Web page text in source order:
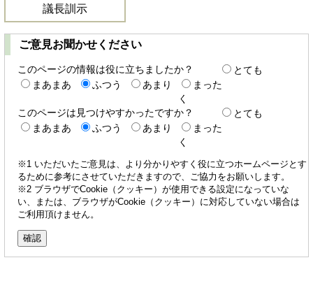
議長訓示
ご意見お聞かせください
このページの情報は役に立ちましたか？
とても
まあまあ
ふつう あまり
まった
く
このページは見つけやすかったですか？
とても
まあまあ
ふつう あまり
まった
く
※1 いただいたご意見は、より分かりやすく役に立つホームページとす
るために参考にさせていただきますので、ご協力をお願いします。
※2 ブラウザでCookie（クッキー）が使用できる設定になっていな
い、または、ブラウザがCookie（クッキー）に対応していない場合は
ご利用頂けません。